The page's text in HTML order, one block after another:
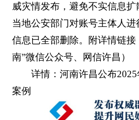
威灾情发布，避免不实信息扩
当地公安部门对账号主体人
信息已全部删除。附详情链接
南”微信公众号、网信许昌）
详情：河南许昌公布
案例